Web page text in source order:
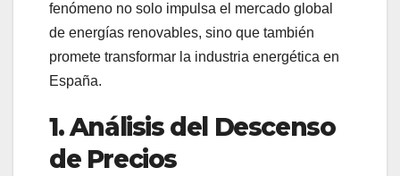
fenómeno no solo impulsa el mercado global
de energías renovables, sino que también
promete transformar la industria energética en
España.
1. Análisis del Descenso
de Precios